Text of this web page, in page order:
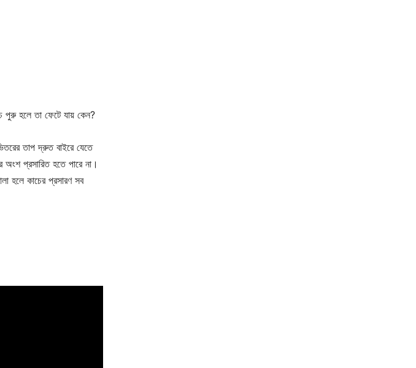
পুরু হলে তা ফেটে যায় কেন?
তাপ দ্রুত বাইরে যেতে
অংশ প্রসারিত হতে পারে না।
হলে কাচের প্রসারণ সব